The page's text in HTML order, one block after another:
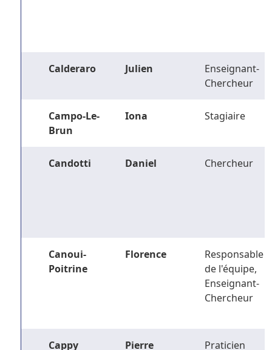
Calderaro Julien
Enseignant-
Chercheur
Campo-Le-
Brun
Iona Stagiaire
Candotti Daniel Chercheur
Canoui-
Poitrine
Florence
Responsable
de l'équipe,
Enseignant-
Chercheur
Cappy Pierre
Praticien